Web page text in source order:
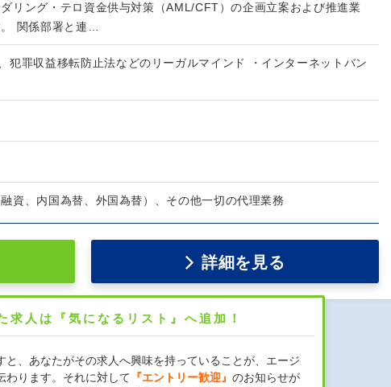
リング・テロ資金供与対策（AML/CFT）の企画立案および推進業
関係部署と連…
犯罪収益移転防止法などのリーガルマインド ・インターネットバン
資、内国為替、外国為替）、その他一切の代理業務
詳細を見る
求人は『気になるリスト』へ追加！
と、あなたがその求人へ興味を持っていることが、エージ
わります。それに対して 『エントリー歓迎』 のお知らせが